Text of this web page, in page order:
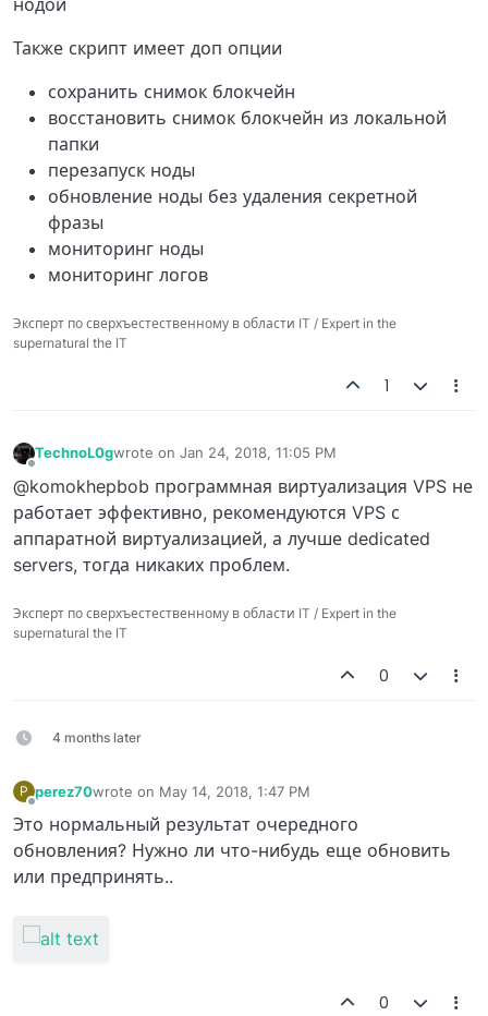
Также скрипт имеет доп опции
сохранить снимок блокчейн
восстановить снимок блокчейн из локальной
папки
перезапуск ноды
обновление ноды без удаления секретной
фразы
мониторинг ноды
мониторинг логов
Эксперт по сверхъестественному в области IT / Expert in the
supernatural the IT
1
Offline
TechnoL0gwrote on Jan 24, 2018, 11:05 PM
last edited by
@komokhepbob программная виртуализация VPS не
работает эффективно, рекомендуются VPS с
аппаратной виртуализацией, а лучше dedicated
servers, тогда никаких проблем.
Эксперт по сверхъестественному в области IT / Expert in the
supernatural the IT
0
4 months later
P perez70wrote on May 14, 2018, 1:47 PM
last edited by
Это нормальный результат очередного
обновления? Нужно ли что-нибудь еще обновить
или предпринять..
0